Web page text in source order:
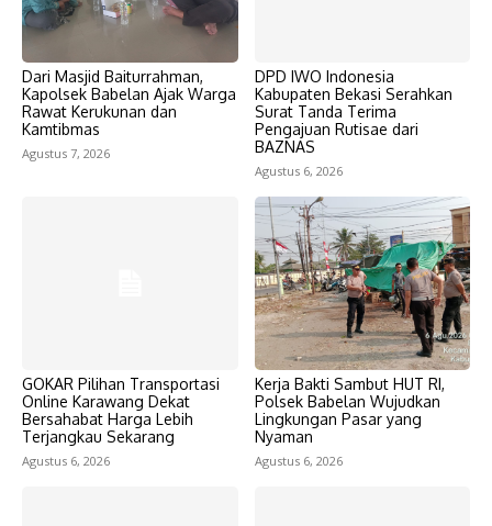
Dari Masjid Baiturrahman,
Kapolsek Babelan Ajak Warga
Rawat Kerukunan dan
Kamtibmas
Agustus 7, 2026
DPD IWO Indonesia
Kabupaten Bekasi Serahkan
Surat Tanda Terima
Pengajuan Rutisae dari
BAZNAS
Agustus 6, 2026
GOKAR Pilihan Transportasi
Online Karawang Dekat
Bersahabat Harga Lebih
Terjangkau Sekarang
Agustus 6, 2026
Kerja Bakti Sambut HUT RI,
Polsek Babelan Wujudkan
Lingkungan Pasar yang
Nyaman
Agustus 6, 2026